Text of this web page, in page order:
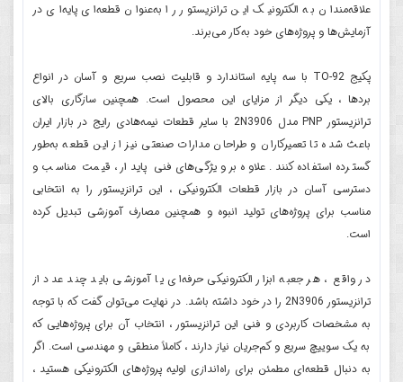
علاقه‌مندان به الکترونیک این ترانزیستور را به‌عنوان قطعه‌ای پایه‌ای در
آزمایش‌ها و پروژه‌های خود به‌کار می‌برند.
پکیج TO-92 با سه پایه استاندارد و قابلیت نصب سریع و آسان در انواع
بردها ، یکی دیگر از مزایای این محصول است. همچنین سازگاری بالای
ترانزیستور PNP مدل 2N3906 با سایر قطعات نیمه‌هادی رایج در بازار ایران
باعث شده تا تعمیرکاران و طراحان مدارات صنعتی نیز از این قطعه به‌طور
گسترده استفاده کنند. علاوه بر ویژگی‌های فنی پایدار ، قیمت مناسب و
دسترسی آسان در بازار قطعات الکترونیکی ، این ترانزیستور را به انتخابی
مناسب برای پروژه‌های تولید انبوه و همچنین مصارف آموزشی تبدیل کرده
است.
در واقع ، هر جعبه ابزار الکترونیکی حرفه‌ای یا آموزشی باید چند عدد از
ترانزیستور 2N3906 را در خود داشته باشد. در نهایت می‌توان گفت که با توجه
به مشخصات کاربردی و فنی این ترانزیستور ، انتخاب آن برای پروژه‌هایی که
به یک سوییچ سریع و کم‌جریان نیاز دارند ، کاملاً منطقی و مهندسی است. اگر
به دنبال قطعه‌ای مطمئن برای راه‌اندازی اولیه پروژه‌های الکترونیکی هستید ،